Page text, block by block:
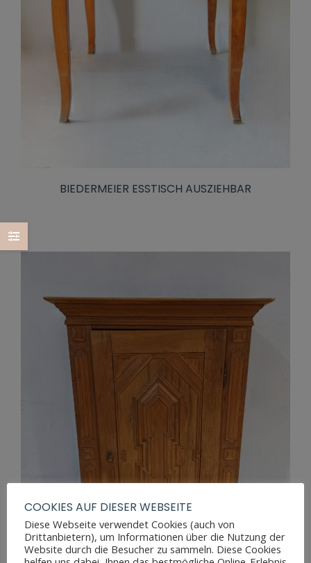
BIEDERMEIER ESSTISCH AUSZIEHBAR
COOKIES AUF DIESER WEBSEITE
Diese Webseite verwendet Cookies (auch von
Drittanbietern), um Informationen über die Nutzung der
Website durch die Besucher zu sammeln. Diese Cookies